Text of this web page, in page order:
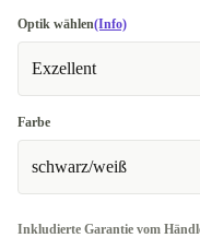
Optik wählen(Info)
Exzellent
Farbe
schwarz/weiß
Inkludierte Garantie vom